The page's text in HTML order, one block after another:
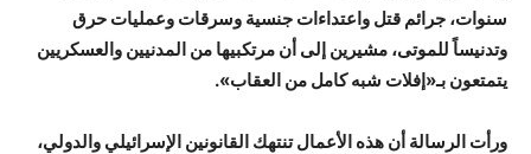
سنوات، جرائم قتل واعتداءات جنسية وسرقات وعمليات حرق
وتدنيساً للموتى، مشيرين إلى أن مرتكبيها من المدنيين والعسكريين
يتمتعون بـ«إفلات شبه كامل من العقاب».
ورأت الرسالة أن هذه الأعمال تنتهك القانونين الإسرائيلي والدولي،